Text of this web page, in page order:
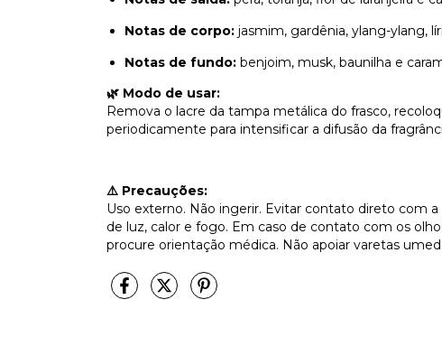
Notas de corpo: jasmim, gardênia, ylang-ylang,
Notas de fundo: benjoim, musk, baunilha e
🌿 Modo de usar:
Remova o lacre da tampa metálica do frasco,
periodicamente para intensificar a difusão da
⚠️ Precauções:
Uso externo. Não ingerir. Evitar contato direto com
de luz, calor e fogo. Em caso de contato com os
procure orientação médica. Não apoiar varetas